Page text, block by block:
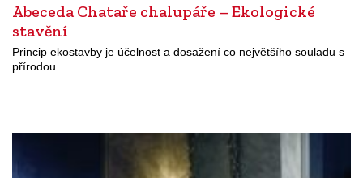
Abeceda Chataře chalupáře – Ekologické
stavění
Princip ekostavby je účelnost a dosažení co největšího souladu s
přírodou.